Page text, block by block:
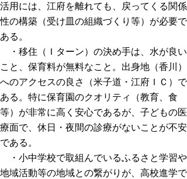
活用には、江府を離れても、戻ってくる関係
性の構築（受け皿の組織づくり等）が必要で
ある。
・移住（Ｉターン）の決め手は、水が良い
こと、保育料が無料なこと。出身地（香川）
へのアクセスの良さ（米子道・江府ＩＣ）で
ある。特に保育園のクオリティ（教育、食
等）が非常に高く安心であるが、子どもの医
療面で、休日・夜間の診療がないことが不安
である。
・小中学校で取組んでいるふるさと学習や
地域活動等の地域との繋がりが、高校進学で